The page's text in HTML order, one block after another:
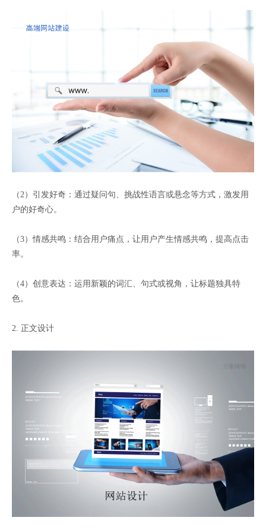
（2）引发好奇：通过疑问句、挑战性语言或悬念等方式，激发用
户的好奇心。
（3）情感共鸣：结合用户痛点，让用户产生情感共鸣，提高点击
率。
（4）创意表达：运用新颖的词汇、句式或视角，让标题独具特
色。
2. 正文设计